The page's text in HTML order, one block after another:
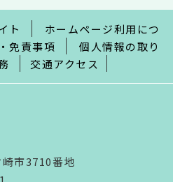
ト
ホームページ利用につ
免責事項
個人情報の取り
交通アクセス
市3710番地